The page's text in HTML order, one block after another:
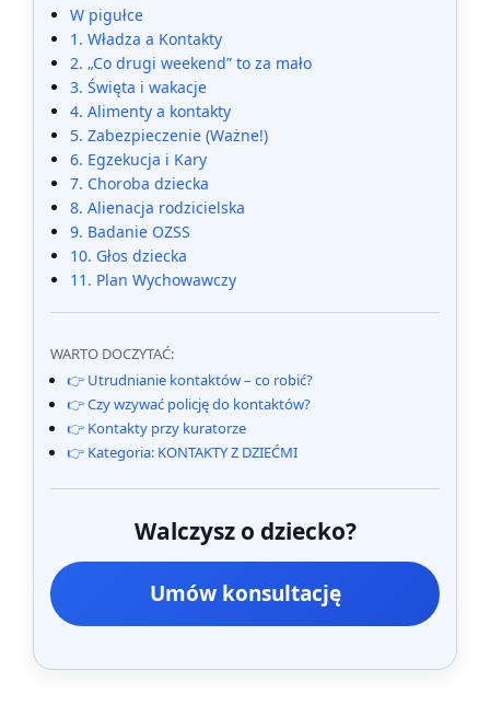
W pigułce
1. Władza a Kontakty
2. „Co drugi weekend” to za mało
3. Święta i wakacje
4. Alimenty a kontakty
5. Zabezpieczenie (Ważne!)
6. Egzekucja i Kary
7. Choroba dziecka
8. Alienacja rodzicielska
9. Badanie OZSS
10. Głos dziecka
11. Plan Wychowawczy
WARTO DOCZYTAĆ:
👉 Utrudnianie kontaktów – co robić?
👉 Czy wzywać policję do kontaktów?
👉 Kontakty przy kuratorze
👉 Kategoria: KONTAKTY Z DZIEĆMI
Walczysz o dziecko?
Umów konsultację